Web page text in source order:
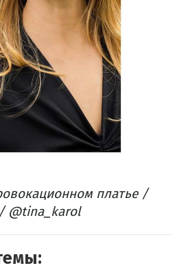
платье /
@tina_karol